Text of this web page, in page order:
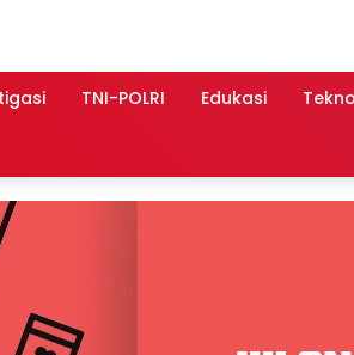
TNI-POLRI Edukasi